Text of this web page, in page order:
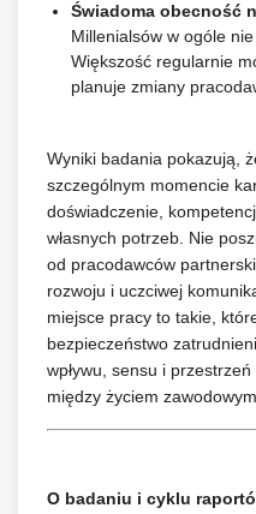
Świadoma obecność
Millenialsów w ogóle
Większość regularnie
planuje zmiany
Wyniki badania pokazują,
szczególnym momencie
doświadczenie,
własnych potrzeb. Nie
od pracodawców
rozwoju i uczciwej
miejsce pracy to takie,
bezpieczeństwo
wpływu, sensu i
między życiem
O badaniu i cyklu